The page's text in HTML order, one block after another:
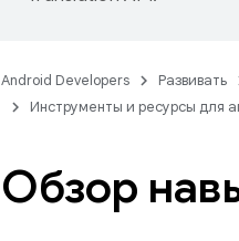
Android Developers Развивать
Инструменты и ресурсы для
Обзор